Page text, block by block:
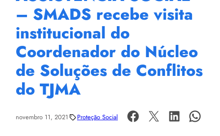
– SMADS recebe visita
institucional do
Coordenador do Núcleo
de Soluções de Conflitos
do TJMA
novembro 11, 2021 Proteção Social